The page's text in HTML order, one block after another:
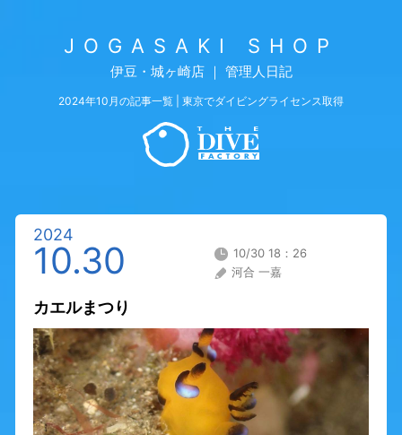
JOGASAKI SHOP
伊豆・城ヶ崎店 ｜ 管理人日記
2024年10月の記事一覧 | 東京でダイビングライセンス取得
2024
10.30
10/30 18：26
河合 一嘉
カエルまつり